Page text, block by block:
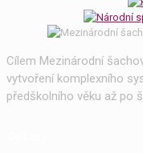
Cílem Mezinárodní
vytvoření komplexního
předškolního věku až po